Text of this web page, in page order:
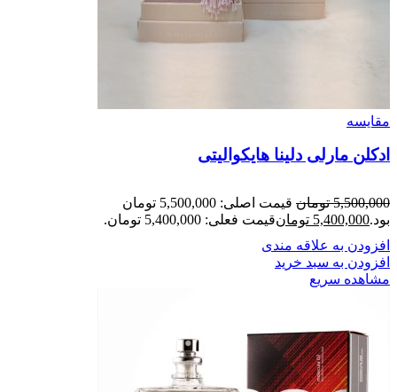
مقایسه
ادکلن مارلی دلینا هایکوالیتی
5,500,000 تومان
قیمت اصلی: 5,500,000 تومان
بود.5,400,000 تومانقیمت فعلی: 5,400,000 تومان.
افزودن به علاقه مندی
افزودن به سبد خرید
مشاهده سریع